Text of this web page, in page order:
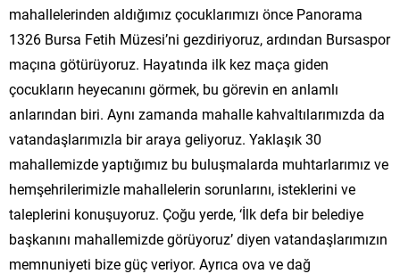
mahallelerinden aldığımız çocuklarımızı önce Panorama
1326 Bursa Fetih Müzesi’ni gezdiriyoruz, ardından Bursaspor
maçına götürüyoruz. Hayatında ilk kez maça giden
çocukların heyecanını görmek, bu görevin en anlamlı
anlarından biri. Aynı zamanda mahalle kahvaltılarımızda da
vatandaşlarımızla bir araya geliyoruz. Yaklaşık 30
mahallemizde yaptığımız bu buluşmalarda muhtarlarımız ve
hemşehrilerimizle mahallelerin sorunlarını, isteklerini ve
taleplerini konuşuyoruz. Çoğu yerde, ‘İlk defa bir belediye
başkanını mahallemizde görüyoruz’ diyen vatandaşlarımızın
memnuniyeti bize güç veriyor. Ayrıca ova ve dağ